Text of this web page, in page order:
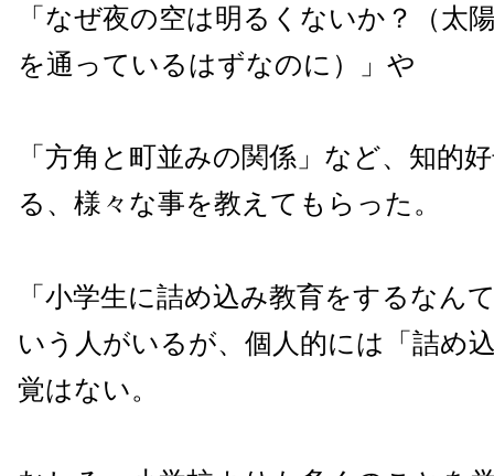
「なぜ夜の空は明るくないか？（太
を通っているはずなのに）」や
「方角と町並みの関係」など、知的
る、様々な事を教えてもらった。
「小学生に詰め込み教育をするなん
いう人がいるが、個人的には「詰め
覚はない。